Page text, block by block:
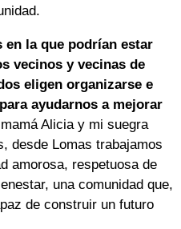
en la que podrían estar
vecinos y vecinas de
eligen organizarse e
ayudarnos a mejorar
Alicia y mi suegra
desde Lomas trabajamos
amorosa, respetuosa de
una comunidad que,
de construir un futuro